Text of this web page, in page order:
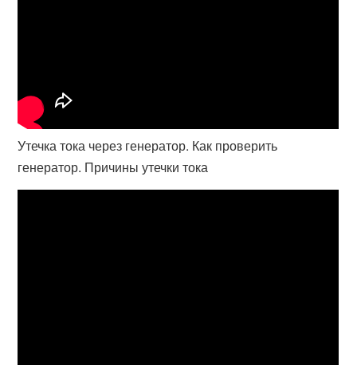
Утечка тока через генератор. Как проверить
генератор. Причины утечки тока